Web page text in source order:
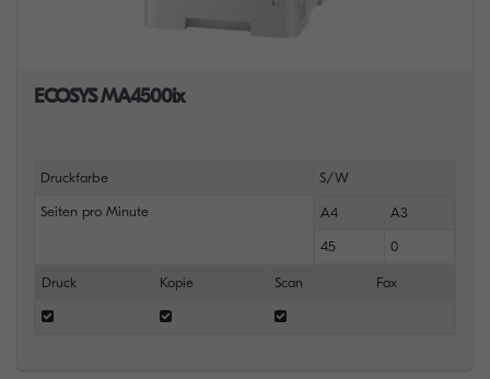
ECOSYS MA4500ix
Druckfarbe S/W
Seiten pro Minute A4 A3
45 0
Druck Kopie Scan Fax